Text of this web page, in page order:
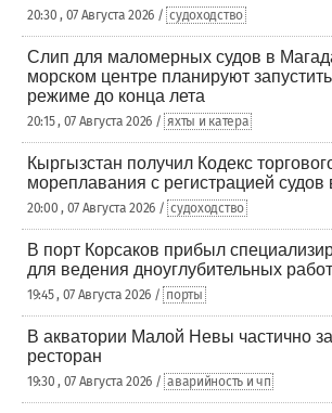
20:30 , 07 Августа 2026 / судоходство
Слип для маломерных судов в
морском центре планируют
режиме до конца лета
20:15 , 07 Августа 2026 / яхты и катера
Кыргызстан получил Кодекс
мореплавания с регистрацией
20:00 , 07 Августа 2026 / судоходство
В порт Корсаков прибыл
для ведения дноуглубительных работ
19:45 , 07 Августа 2026 / порты
В акватории Малой Невы частично
ресторан
19:30 , 07 Августа 2026 / аварийность и чп